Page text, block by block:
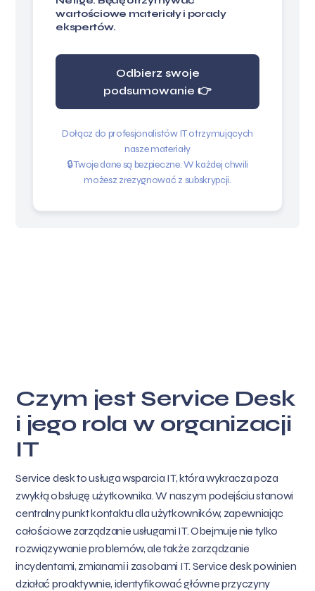
wartościowe materiały i porady
ekspertów.
Odbierz swoje
podsumowanie 👉
Dołącz do profesjonalistów IT otrzymujących
nasze materiały
🔒 Twoje dane są bezpieczne. W każdej chwili
możesz zrezygnować z subskrypcji.
Czym jest Service Desk
i jego rola w organizacji
IT
Service desk to usługa wsparcia IT, która wykracza poza
zwykłą obsługę użytkownika. W naszym podejściu stanowi
centralny punkt kontaktu dla użytkowników, zapewniając
całościowe zarządzanie usługami IT. Obejmuje nie tylko
rozwiązywanie problemów, ale także zarządzanie
incydentami, zmianami i zasobami IT. Service desk powinien
działać proaktywnie, identyfikować główne przyczyny